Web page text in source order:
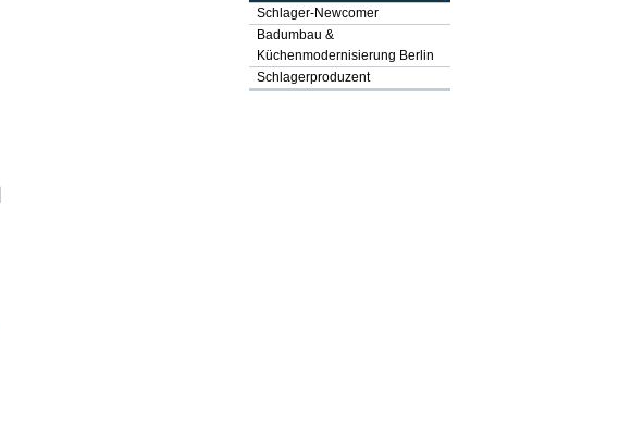
Schlager-Newcomer
Badumbau &
Küchenmodernisierung Berlin
Schlagerproduzent